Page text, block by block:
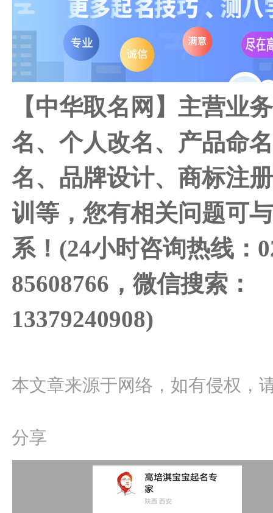
【中华取名网】主营业
名、个人改名、产品命
名、品牌设计、商标注
训等，您有相关问题可
系！(24小时咨询热线：
85608766，微信搜索：
13379240908)
本文章来源于网络，如有侵权，
分享